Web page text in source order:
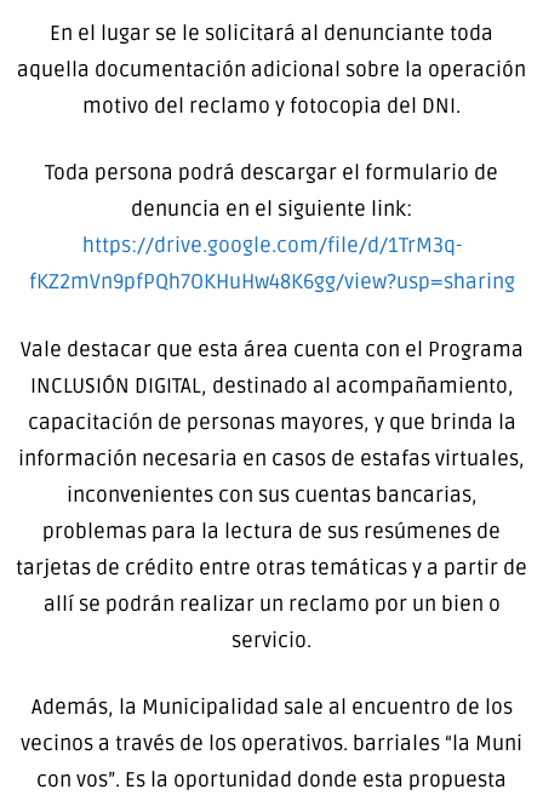
En el lugar se le solicitará al denunciante toda
aquella documentación adicional sobre la operación
motivo del reclamo y fotocopia del DNI.
Toda persona podrá descargar el formulario de
denuncia en el siguiente link:
https://drive.google.com/file/d/1TrM3q-
fKZ2mVn9pfPQh7OKHuHw48K6gg/view?usp=sharing
Vale destacar que esta área cuenta con el Programa
INCLUSIÓN DIGITAL, destinado al acompañamiento,
capacitación de personas mayores, y que brinda la
información necesaria en casos de estafas virtuales,
inconvenientes con sus cuentas bancarias,
problemas para la lectura de sus resúmenes de
tarjetas de crédito entre otras temáticas y a partir de
allí se podrán realizar un reclamo por un bien o
servicio.
Además, la Municipalidad sale al encuentro de los
vecinos a través de los operativos. barriales “la Muni
con vos”. Es la oportunidad donde esta propuesta